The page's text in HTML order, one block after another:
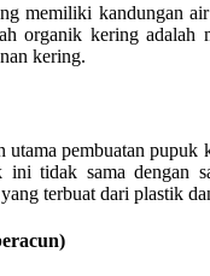
memiliki kandungan
organik kering
kering.
utama pembuatan
tidak sama dengan
terbuat dari plastik